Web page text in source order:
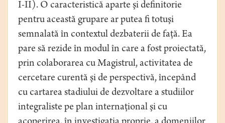
I-II). O caracteristică aparte şi definitorie
pentru această grupare ar putea fi totuşi
semnalată în contextul dezbaterii de faţă. Ea
pare să rezide în modul în care a fost proiectată,
prin colaborarea cu Magistrul, activitatea de
cercetare curentă şi de perspectivă, începând
cu cartarea stadiului de dezvoltare a studiilor
integraliste pe plan internaţional şi cu